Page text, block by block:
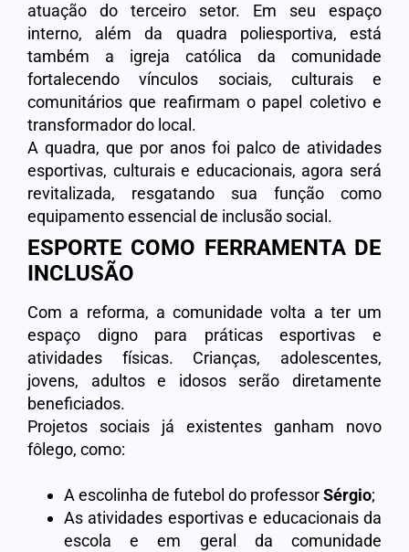
atuação do terceiro setor. Em seu espaço
interno, além da quadra poliesportiva, está
também a igreja católica da comunidade
fortalecendo vínculos sociais, culturais e
comunitários que reafirmam o papel coletivo e
transformador do local.
A quadra, que por anos foi palco de atividades
esportivas, culturais e educacionais, agora será
revitalizada, resgatando sua função como
equipamento essencial de inclusão social.
ESPORTE COMO FERRAMENTA DE
INCLUSÃO
Com a reforma, a comunidade volta a ter um
espaço digno para práticas esportivas e
atividades físicas. Crianças, adolescentes,
jovens, adultos e idosos serão diretamente
beneficiados.
Projetos sociais já existentes ganham novo
fôlego, como:
A escolinha de futebol do professorSérgio;
As atividades esportivas e educacionais da
escola e em geral da comunidade